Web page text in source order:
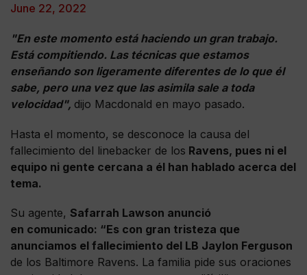
June 22, 2022
"En este momento está haciendo un gran trabajo.
Está compitiendo. Las técnicas que estamos
enseñando son ligeramente diferentes de lo que él
sabe, pero una vez que las asimila sale a toda
velocidad", dijo Macdonald en mayo pasado.
Hasta el momento, se desconoce la causa del
fallecimiento del linebacker de los Ravens, pues ni el
equipo ni gente cercana a él han hablado acerca del
tema.
Su agente, Safarrah Lawson anunció
en comunicado: “Es con gran tristeza que
anunciamos el fallecimiento del LB Jaylon Ferguson
de los Baltimore Ravens. La familia pide sus oraciones